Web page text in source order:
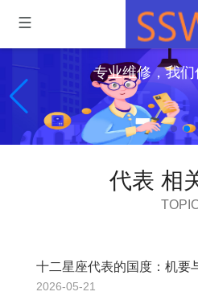
专业维修，我们
代表 相
十二星座代表的国度：机要
2026-05-21